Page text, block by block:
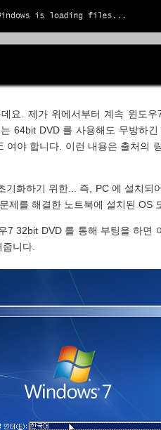
요. 제가 위에서부터 계속 윈도
64bit DVD 를 사용해도 무방하
여야 합니다. 이런 내용은 출처의
기화하기 위한... 즉, PC 에 설치되
제를 해결한 노트북에 설치된 OS
7 32bit DVD 를 통해 부팅을 하면
줍니다.